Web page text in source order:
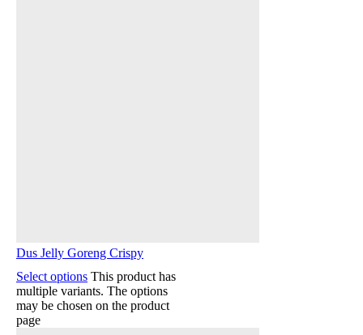
Dus Jelly Goreng Crispy
Select options This product has
multiple variants. The options
may be chosen on the product
page